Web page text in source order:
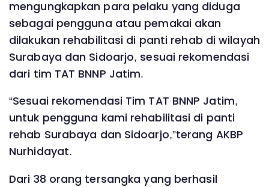
mengungkapkan para pelaku yang diduga
sebagai pengguna atau pemakai akan
dilakukan rehabilitasi di panti rehab di wilayah
Surabaya dan Sidoarjo, sesuai rekomendasi
dari tim TAT BNNP Jatim.
“Sesuai rekomendasi Tim TAT BNNP Jatim,
untuk pengguna kami rehabilitasi di panti
rehab Surabaya dan Sidoarjo,”terang AKBP
Nurhidayat.
Dari 38 orang tersangka yang berhasil